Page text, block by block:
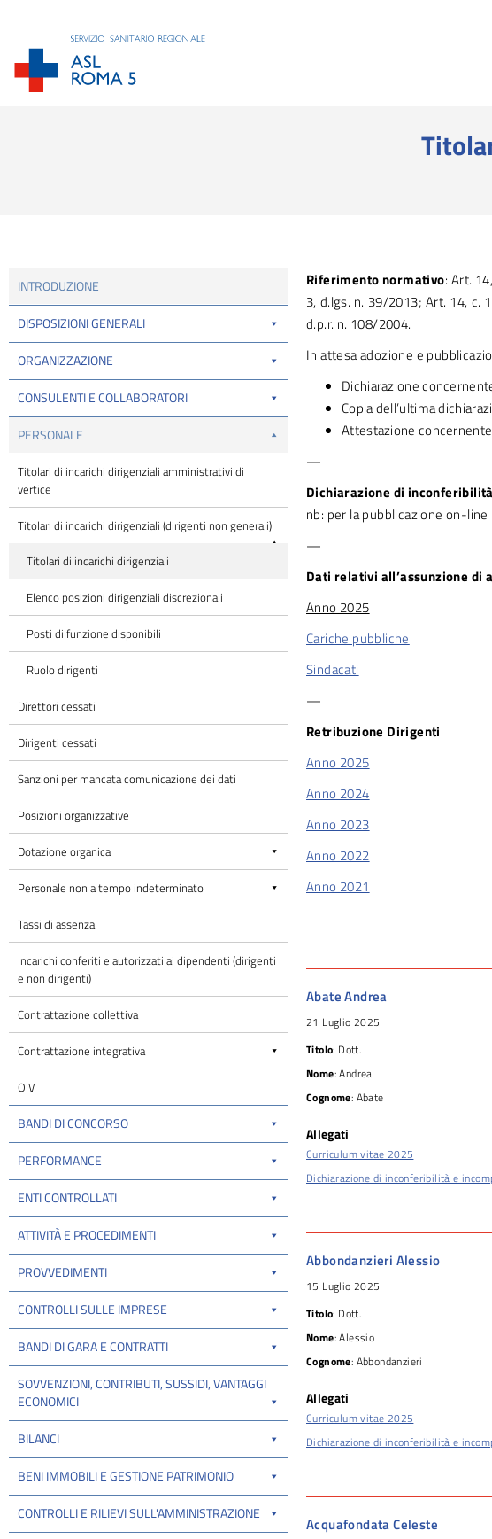
INTRODUZIONE
DISPOSIZIONI GENERALI
ORGANIZZAZIONE
CONSULENTI E COLLABORATORI
PERSONALE
Titolari di incarichi dirigenziali amministrativi di
vertice
Titolari di incarichi dirigenziali (dirigenti non generali)
Titolari di incarichi dirigenziali
Elenco posizioni dirigenziali discrezionali
Posti di funzione disponibili
Ruolo dirigenti
Direttori cessati
Dirigenti cessati
Sanzioni per mancata comunicazione dei dati
Posizioni organizzative
Dotazione organica
Personale non a tempo indeterminato
Tassi di assenza
Incarichi conferiti e autorizzati ai dipendenti (dirigenti
e non dirigenti)
Contrattazione collettiva
Contrattazione integrativa
OIV
BANDI DI CONCORSO
PERFORMANCE
ENTI CONTROLLATI
ATTIVITÀ E PROCEDIMENTI
PROVVEDIMENTI
CONTROLLI SULLE IMPRESE
BANDI DI GARA E CONTRATTI
SOVVENZIONI, CONTRIBUTI, SUSSIDI, VANTAGGI
ECONOMICI
BILANCI
BENI IMMOBILI E GESTIONE PATRIMONIO
CONTROLLI E RILIEVI SULL'AMMINISTRAZIONE
Riferimento normativo: Art.
3, d.lgs. n. 39/2013; Art. 14, c.
d.p.r. n. 108/2004.
In attesa adozione e
Dichiarazione
Copia dell’ultima
Attestazione
—
Dichiarazione di
nb: per la pubblicazione on-
—
Dati relativi all’assunzione
Anno 2025
Cariche pubbliche
Sindacati
—
Retribuzione Dirigenti
Anno 2025
Anno 2024
Anno 2023
Anno 2022
Anno 2021
Abate Andrea
21 Luglio 2025
Titolo: Dott.
Nome: Andrea
Cognome: Abate
Allegati
Curriculum vitae 2025
Dichiarazione di inconferibilità e
Abbondanzieri Alessio
15 Luglio 2025
Titolo: Dott.
Nome: Alessio
Cognome: Abbondanzieri
Allegati
Curriculum vitae 2025
Dichiarazione di inconferibilità e
Acquafondata Celeste